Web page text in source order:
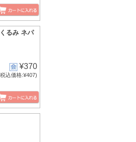
るみ ネパ
¥370
込価格:¥407)